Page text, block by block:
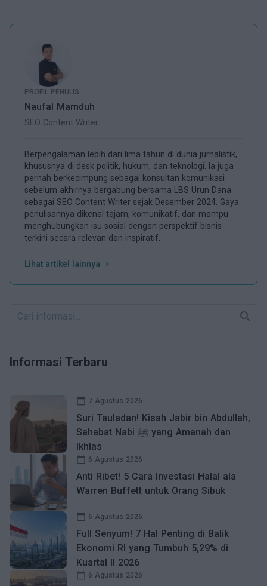
PROFIL PENULIS
Naufal Mamduh
SEO Content Writer
Berpengalaman lebih dari lima tahun di dunia jurnalistik,
khususnya di desk politik, hukum, dan teknologi. Ia juga
pernah berkecimpung sebagai konsultan komunikasi
sebelum akhirnya bergabung bersama LBS Urun Dana
sebagai SEO Content Writer sejak Desember 2024. Gaya
penulisannya dikenal tajam, komunikatif, dan mampu
menghubungkan isu sosial dengan perspektif bisnis
terkini secara relevan dan inspiratif.
Lihat artikel lainnya chevron_right
search
Informasi Terbaru
calendar_today 7 Agustus 2026
Suri Tauladan! Kisah Jabir bin Abdullah,
Sahabat Nabi ﷺ yang Amanah dan
Ikhlas
calendar_today 6 Agustus 2026
Anti Ribet! 5 Cara Investasi Halal ala
Warren Buffett untuk Orang Sibuk
calendar_today 6 Agustus 2026
Full Senyum! 7 Hal Penting di Balik
Ekonomi RI yang Tumbuh 5,29% di
Kuartal II 2026
calendar_today 6 Agustus 2026